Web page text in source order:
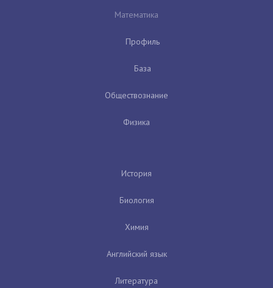
Математика
Профиль
База
Обществознание
Физика
История
Биология
Химия
Английский язык
Литература